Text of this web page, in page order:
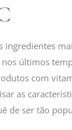
ingredientes
últimos
com
as
de ser tão